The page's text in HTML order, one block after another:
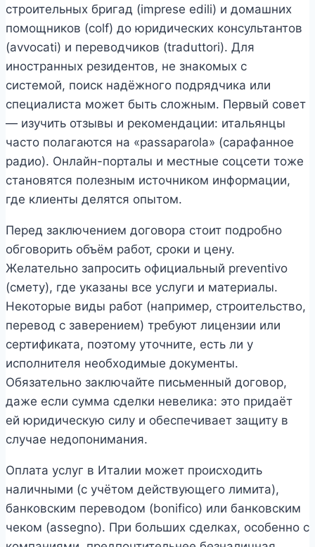
строительных бригад (imprese edili) и домашних
помощников (colf) до юридических консультантов
(avvocati) и переводчиков (traduttori). Для
иностранных резидентов, не знакомых с
системой, поиск надёжного подрядчика или
специалиста может быть сложным. Первый совет
— изучить отзывы и рекомендации: итальянцы
часто полагаются на «passaparola» (сарафанное
радио). Онлайн-порталы и местные соцсети тоже
становятся полезным источником информации,
где клиенты делятся опытом.
Перед заключением договора стоит подробно
обговорить объём работ, сроки и цену.
Желательно запросить официальный preventivo
(смету), где указаны все услуги и материалы.
Некоторые виды работ (например, строительство,
перевод с заверением) требуют лицензии или
сертификата, поэтому уточните, есть ли у
исполнителя необходимые документы.
Обязательно заключайте письменный договор,
даже если сумма сделки невелика: это придаёт
ей юридическую силу и обеспечивает защиту в
случае недопонимания.
Оплата услуг в Италии может происходить
наличными (с учётом действующего лимита),
банковским переводом (bonifico) или банковским
чеком (assegno). При больших сделках, особенно с